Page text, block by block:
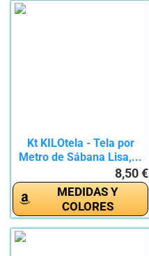
Kt KILOtela - Tela por
Metro de Sábana Lisa,...
8,50 €
MEDIDAS Y
COLORES